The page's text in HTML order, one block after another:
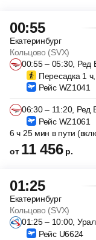
00:55
Екатеринбург
Кольцово (SVX)
00:55 – 05:30, Ред
Пересадка 1
Рейс WZ1041
06:30 – 11:20, Ред
Рейс WZ1061
6 ч 25 мин в пути
от 11 456 р.
01:25
Екатеринбург
Кольцово (SVX)
01:25 – 10:00,
Рейс U6624